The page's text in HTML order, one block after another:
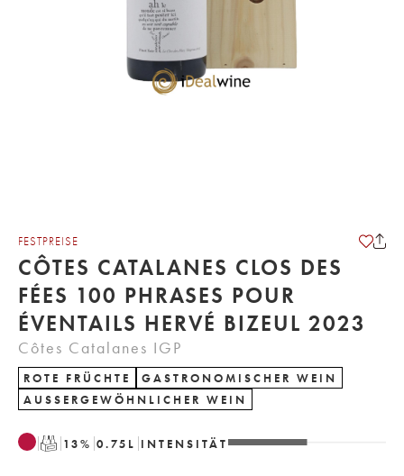
FESTPREISE
CÔTES CATALANES CLOS DES
FÉES 100 PHRASES POUR
ÉVENTAILS HERVÉ BIZEUL 2023
Côtes Catalanes IGP
ROTE FRÜCHTE
GASTRONOMISCHER WEIN
AUSSERGEWÖHNLICHER WEIN
T 13% 0.75 L INTENSITÄT